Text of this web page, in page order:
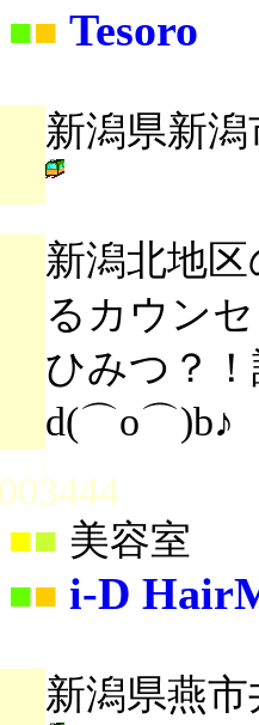
■■ Tesoro
新潟県新潟
新潟北地
るカウン
ひみつ？
d(⌒o⌒)b♪
■ 美容室
■■ i-D
新潟県燕市